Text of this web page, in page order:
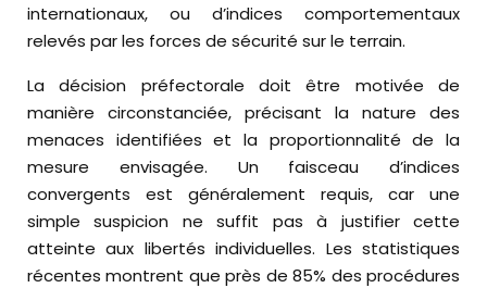
internationaux, ou d’indices comportementaux
relevés par les forces de sécurité sur le terrain.
La décision préfectorale doit être motivée de
manière circonstanciée, précisant la nature des
menaces identifiées et la proportionnalité de la
mesure envisagée. Un faisceau d’indices
convergents est généralement requis, car une
simple suspicion ne suffit pas à justifier cette
atteinte aux libertés individuelles. Les statistiques
récentes montrent que près de 85% des procédures